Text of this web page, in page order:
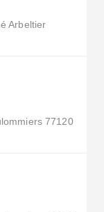
Arbeltier
77120